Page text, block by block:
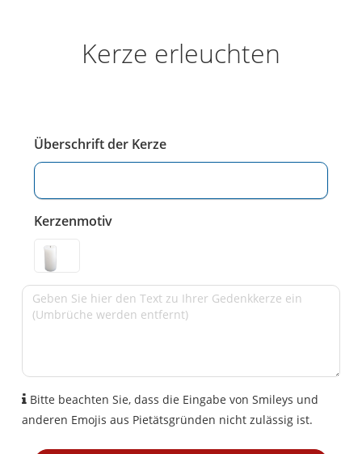
Kerze erleuchten
Überschrift der Kerze
Kerzenmotiv
Bitte beachten Sie, dass die Eingabe von Smileys und
anderen Emojis aus Pietätsgründen nicht zulässig ist.